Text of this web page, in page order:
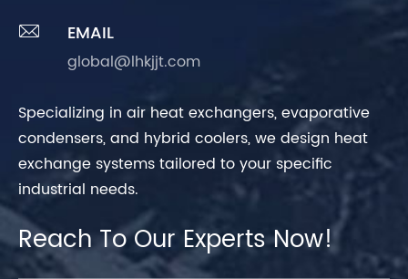
 EMAIL
global@lhkjjt.com
Specializing in air heat exchangers, evaporative
condensers, and hybrid coolers, we design heat
exchange systems tailored to your specific
industrial needs.
Reach To Our Experts Now!